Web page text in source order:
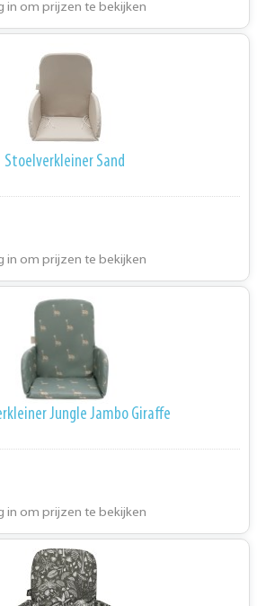
in om prijzen te bekijken
Stoelverkleiner Sand
in om prijzen te bekijken
Jungle Jambo Giraffe
in om prijzen te bekijken